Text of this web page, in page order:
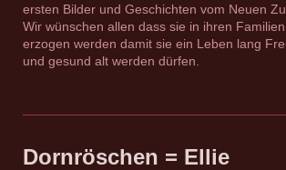
ersten Bilder und Geschichten vom Neuen
Wir wünschen allen dass sie in ihren
erzogen werden damit sie ein Leben lang
und gesund alt werden dürfen.
Dornröschen = Ellie